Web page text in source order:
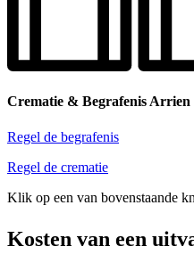
Crematie & Begrafenis Arrien
Regel de begrafenis
Regel de crematie
Klik op een van bovenstaande
Kosten van een